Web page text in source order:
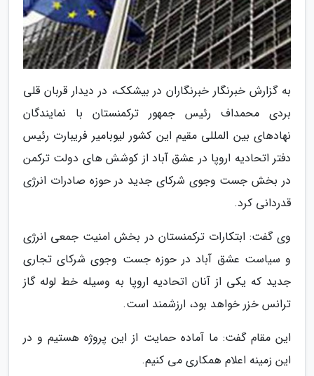
به گزارش خبرنگار خبرنگاران در بیشکک، در دیدار قربان قلی
بردی محمداف رئیس جمهور ترکمنستان با نمایندگان
نهادهای بین المللی مقیم این کشور لیوبامیر فریبارت رئیس
دفتر اتحادیه اروپا در عشق آباد از کوشش های دولت ترکمن
در بخش جست وجوی شرکای جدید در حوزه صادرات انرژی
قدردانی کرد.
وی گفت: ابتکارات ترکمنستان در بخش امنیت جمعی انرژی
و سیاست عشق آباد در حوزه جست وجوی شرکای تجاری
جدید که یکی از آنان اتحادیه اروپا به وسیله خط لوله گاز
ترانس خزر خواهد بود، ارزشمند است.
این مقام گفت: ما آماده حمایت از این پروژه هستیم و در
این زمینه اعلام همکاری می کنیم.